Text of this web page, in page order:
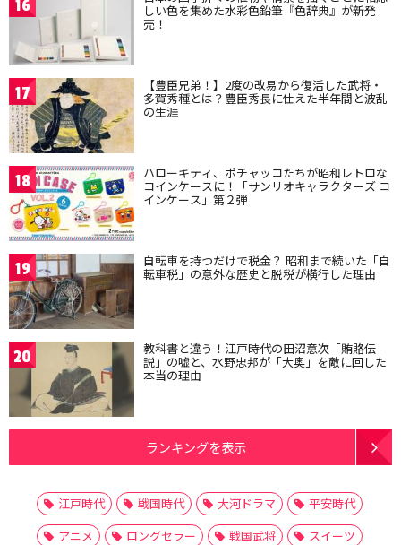
16 しい色を集めた水彩色鉛筆『色辞典』が新発
売！
17 【豊臣兄弟！】2度の改易から復活した武将・
多賀秀種とは？豊臣秀長に仕えた半年間と波乱
の生涯
18 ハローキティ、ポチャッコたちが昭和レトロな
コインケースに！「サンリオキャラクターズ コ
インケース」第２弾
19 自転車を持つだけで税金？ 昭和まで続いた「自
転車税」の意外な歴史と脱税が横行した理由
20 教科書と違う！江戸時代の田沼意次「賄賂伝
説」の嘘と、水野忠邦が「大奥」を敵に回した
本当の理由
ランキングを表示
江戸時代 戦国時代 大河ドラマ
平安時代
アニメ
ロングセラー 戦国武将
スイーツ